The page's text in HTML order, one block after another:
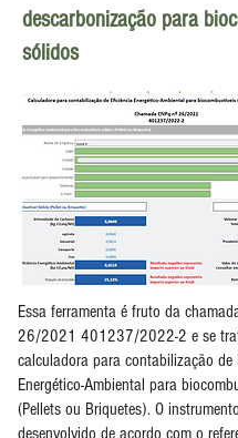
descarbonização para
sólidos
Essa ferramenta é fruto da
26/2021 401237/2022-2 e se
calculadora para contabilização de
Energético-Ambiental para
(Pellets ou Briquetes). O
desenvolvido de acordo com o